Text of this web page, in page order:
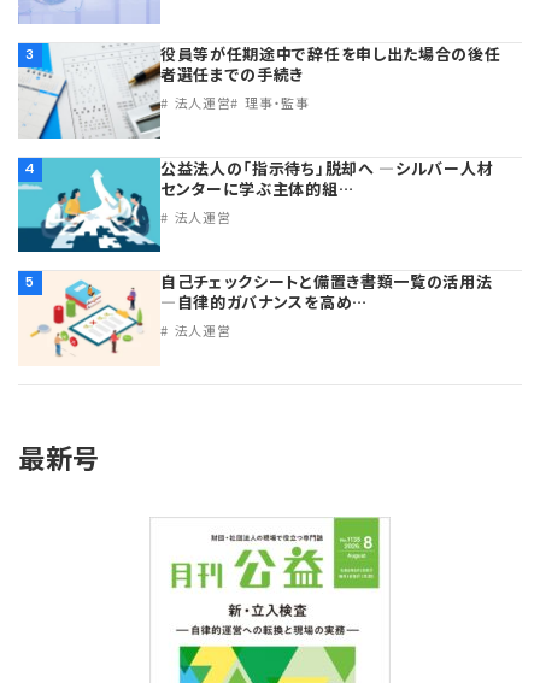
3
役員等が任期途中で辞任を申し出た場合の後任
者選任までの手続き
法人運営 理事・監事
4
公益法人の「指示待ち」脱却へ ―シルバー人材
センターに学ぶ主体的組…
法人運営
5
自己チェックシートと備置き書類一覧の活用法
―自律的ガバナンスを高め…
法人運営
最新号